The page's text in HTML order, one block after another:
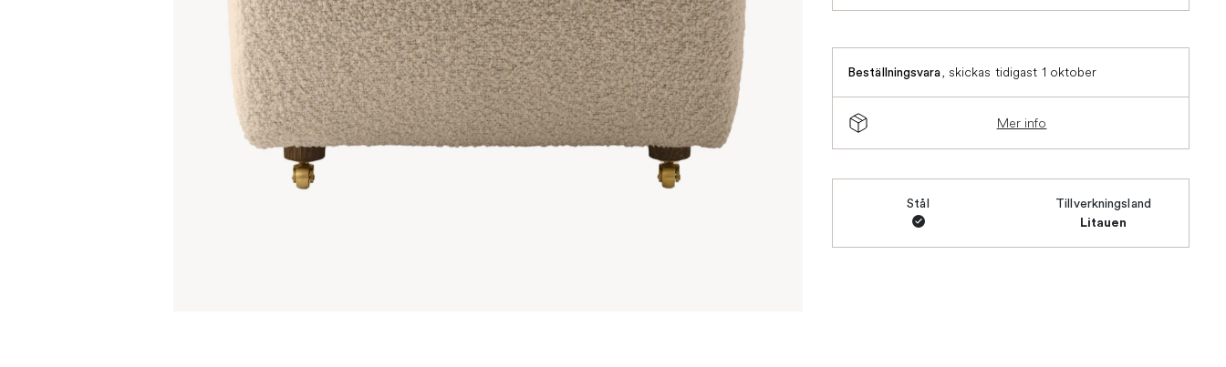
Beställningsvara, skickas tidigast 1 oktober
Mer info
Stål Tillverkningsland
Litauen